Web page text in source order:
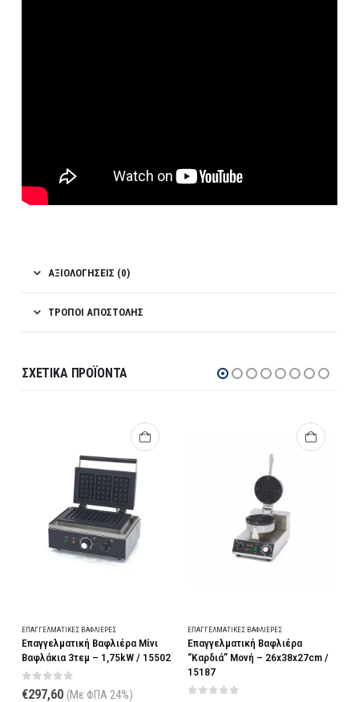
ΑΞΙΟΛΟΓΉΣΕΙΣ (0)
ΤΡΌΠΟΙ ΑΠΟΣΤΟΛΉΣ
ΣΧΕΤΙΚΆ ΠΡΟΪΌΝΤΑ
ΕΠΑΓΓΕΛΜΑΤΙΚΈΣ ΒΑΦΛΙΈΡΕΣ
Επαγγελματική Βαφλιέρα Μίνι
Βαφλάκια 3τεμ – 1,75kW / 15502
0out of 5
€297,60 (Με ΦΠΑ 24%)
ΕΠΑΓΓΕΛΜΑΤΙΚΈΣ ΒΑΦΛΙΈΡΕΣ
Επαγγελματική Βαφλιέρα
“Καρδιά” Μονή – 26x38x27cm /
15187